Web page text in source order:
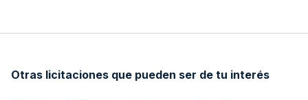
Otras licitaciones que pueden ser de tu interés